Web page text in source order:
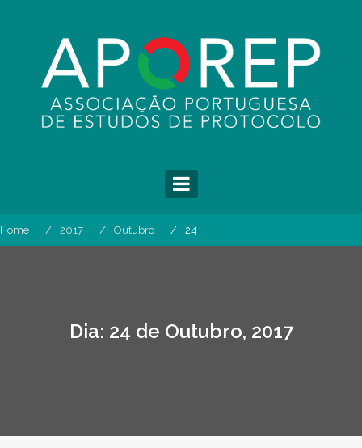
Home 2017 Outubro 24
Dia: 24 de Outubro, 2017